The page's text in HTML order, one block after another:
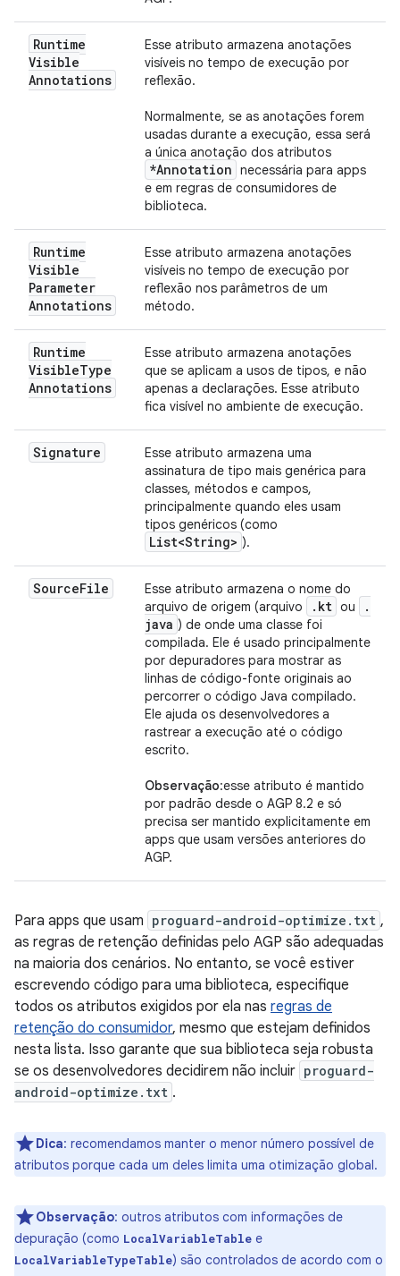
Runtime
Visible
Annotations
Esse atributo armazena anotações
visíveis no tempo de execução por
reflexão.
Normalmente, se as anotações forem
usadas durante a execução, essa será
a única anotação dos atributos
*Annotation necessária para apps
e em regras de consumidores de
biblioteca.
Runtime
Visible
Parameter
Annotations
Esse atributo armazena anotações
visíveis no tempo de execução por
reflexão nos parâmetros de um
método.
Runtime
VisibleType
Annotations
Esse atributo armazena anotações
que se aplicam a usos de tipos, e não
apenas a declarações. Esse atributo
fica visível no ambiente de execução.
Signature
Esse atributo armazena uma
assinatura de tipo mais genérica para
classes, métodos e campos,
principalmente quando eles usam
tipos genéricos (como
List<String> ).
SourceFile
Esse atributo armazena o nome do
arquivo de origem (arquivo
. kt ou
.
java ) de onde uma classe foi
compilada. Ele é usado principalmente
por depuradores para mostrar as
linhas de código-fonte originais ao
percorrer o código Java compilado.
Ele ajuda os desenvolvedores a
rastrear a execução até o código
escrito.
Observação:esse atributo é mantido
por padrão desde o AGP 8.2 e só
precisa ser mantido explicitamente em
apps que usam versões anteriores do
AGP.
Para apps que usam proguard-android-optimize.txt ,
as regras de retenção definidas pelo AGP são adequadas
na maioria dos cenários. No entanto, se você estiver
escrevendo código para uma biblioteca, especifique
todos os atributos exigidos por ela nas regras de
retenção do consumidor, mesmo que estejam definidos
nesta lista. Isso garante que sua biblioteca seja robusta
se os desenvolvedores decidirem não incluir proguard-
android-optimize.txt .
Dica: recomendamos manter o menor número possível de
atributos porque cada um deles limita uma otimização global.
Observação: outros atributos com informações de
depuração (como LocalVariableTable e
LocalVariableTypeTable) são controlados de acordo com o